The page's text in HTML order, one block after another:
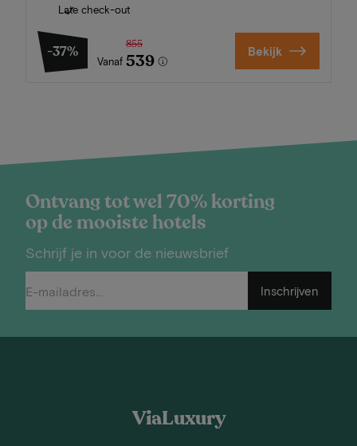
Late check-out
-37%
Vanaf
855
539 Bekijk
Ontvang tot wel 70% korting
op de mooiste hotels
Schrijf je in voor de nieuwsbrief
Inschrijven
ViaLuxury